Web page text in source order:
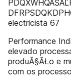
electricista 67
Performance
elevado
produĂ§ĂŁo e
com os